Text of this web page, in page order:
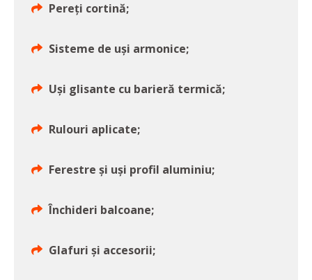
Pereți cortină;
Sisteme de uși armonice;
Uși glisante cu barieră termică;
Rulouri aplicate;
Ferestre și uși profil aluminiu;
Închideri balcoane;
Glafuri și accesorii;